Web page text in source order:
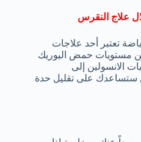
تعتبر أحد علاجات
من مستويات حمض اليوريك
الانسولين إلى
ستساعدك على تقليل حدة